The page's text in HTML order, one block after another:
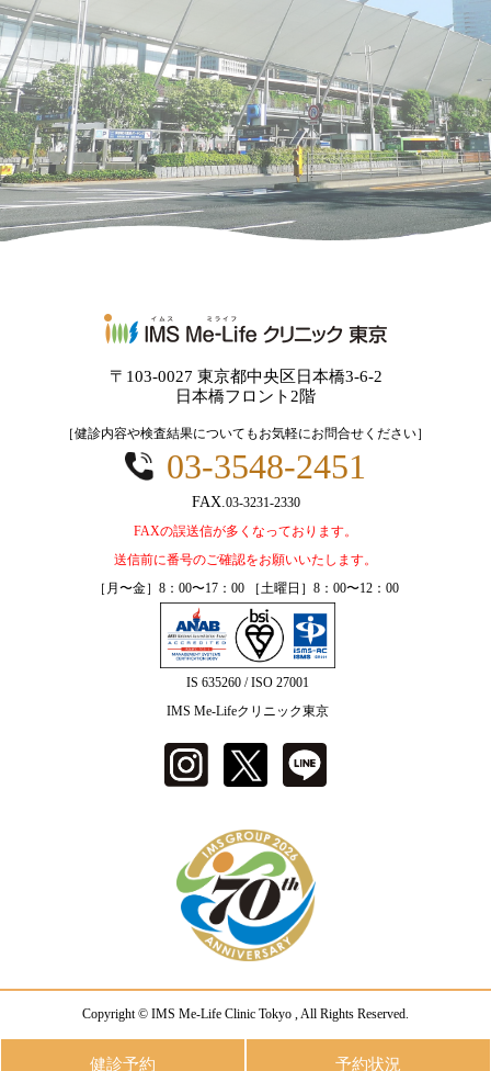
〒103-0027 東京都中央区日本橋3-6-2
日本橋フロント2階
［健診内容や検査結果についてもお気軽にお問合せください］
03-3548-2451
03-3231-2330
FAXの誤送信が多くなっております。
送信前に番号のご確認をお願いいたします。
［月〜金］8：00〜17：00 ［土曜日］8：00〜12：00
IS 635260 / ISO 27001
IMS Me-Lifeクリニック東京
Copyright © IMS Me-Life Clinic Tokyo , All Rights Reserved.
健診予約 予約状況